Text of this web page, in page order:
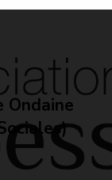
Ondaine